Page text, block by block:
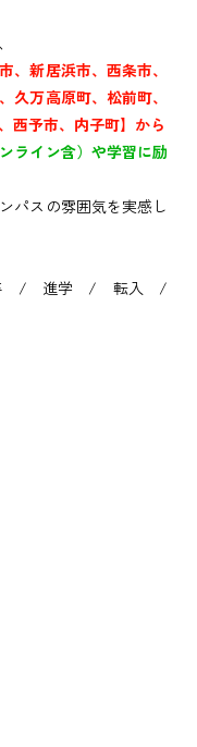
、新居浜市、西条市、
久万高原町、松前町、
西予市、内子町】から
ライン含）や学習に励
パスの雰囲気を実感し
卒 / 進学 / 転入 /